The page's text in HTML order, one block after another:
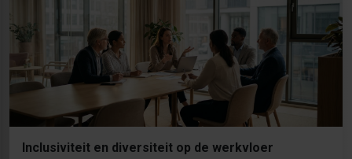
Inclusiviteit en diversiteit op de werkvloer